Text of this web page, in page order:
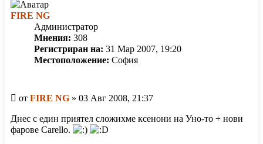
в
началото
FIRE NG
Администратор
Мнения: 308
Регистриран на: 31 Мар 2007, 19:20
Местоположение: София
Мнение
от FIRE NG » 03 Авг 2008, 21:37
Днес с един приятел сложихме ксенони на Уно-то + нови
фарове Carello.